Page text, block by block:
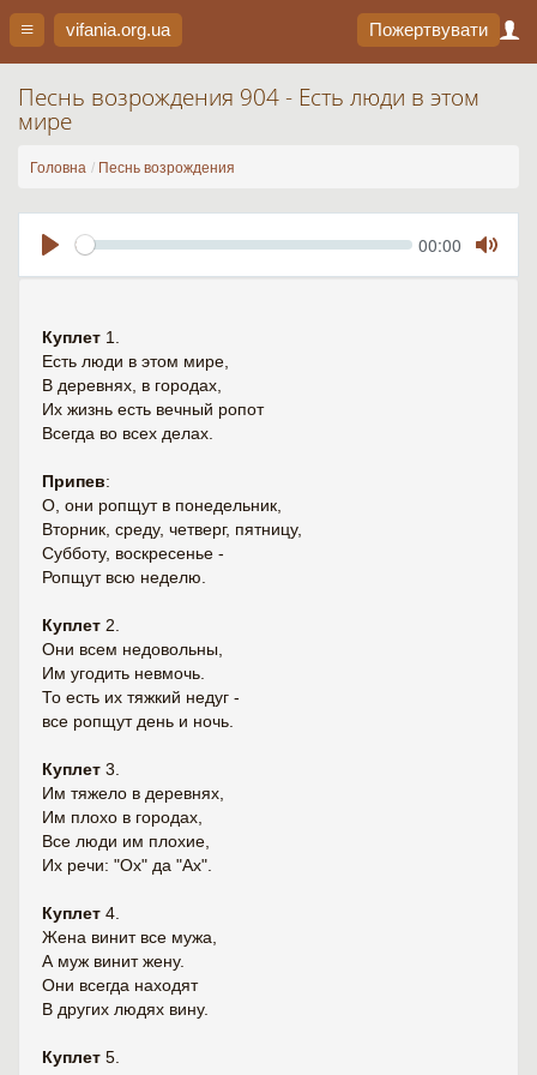
vifania.org.ua Пожертвувати
Песнь возрождения 904 - Есть люди в этом
мире
Головна Песнь возрождения
Seek Current
00:00
Mute
Куплет 1.
Есть люди в этом мире,
В деревнях, в городах,
Их жизнь есть вечный ропот
Всегда во всех делах.
Припев:
О, они ропщут в понедельник,
Вторник, среду, четверг, пятницу,
Субботу, воскресенье -
Ропщут всю неделю.
Куплет 2.
Они всем недовольны,
Им угодить невмочь.
То есть их тяжкий недуг -
все ропщут день и ночь.
Куплет 3.
Им тяжело в деревнях,
Им плохо в городах,
Все люди им плохие,
Их речи: "Ох" да "Ах".
Куплет 4.
Жена винит все мужа,
А муж винит жену.
Они всегда находят
В других людях вину.
Куплет 5.